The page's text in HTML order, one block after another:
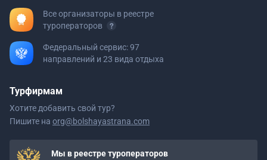
Все организаторы в реестре
туроператоров
Федеральный сервис: 97
направлений и 23 вида отдыха
Турфирмам
Хотите добавить свой тур?
Пишите на org@bolshayastrana.com
Мы в реестре туроператоров